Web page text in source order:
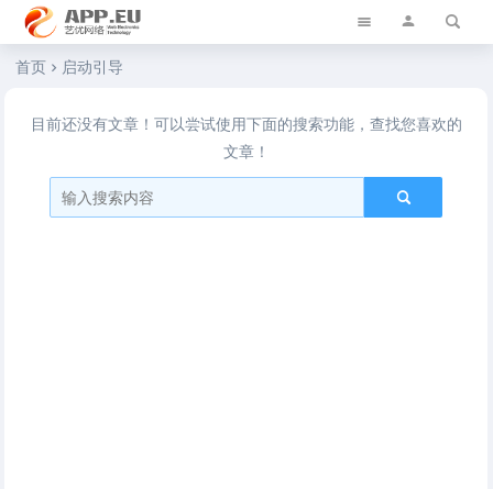
艺优软件乐园
首页 启动引导
目前还没有文章！可以尝试使用下面的搜索功能，查找您喜欢的
文章！